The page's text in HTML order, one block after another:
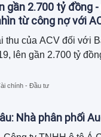
gần 2.700 tỷ đồng
từ công nợ với
thu của ACV đối với
lên gần 2.700 tỷ
chính - Đầu tư
Nhà phân phối